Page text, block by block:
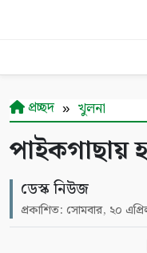
প্রচ্ছদ খুলনা
পাইকগাছায়
ডেস্ক নিউজ
প্রকাশিত: সোমবার, ২০